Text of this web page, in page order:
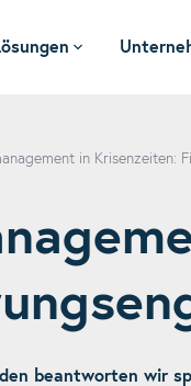
in Krisenzeiten:
beantworten wir